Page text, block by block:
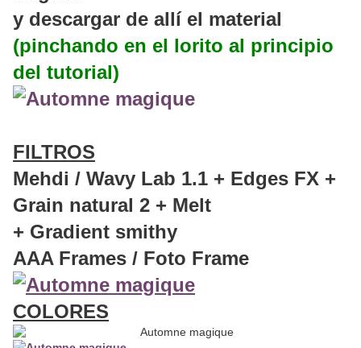
y descargar de allí el material
(pinchando en el lorito al principio
del tutorial)
FILTROS
Mehdi / Wavy Lab 1.1 + Edges FX +
Grain natural 2 + Melt
+ Gradient smithy
AAA Frames / Foto Frame
COLORES